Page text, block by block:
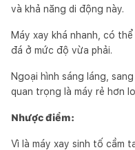
và khả năng di động này.
Máy xay khá nhanh, có
đá ở mức độ vừa phải.
Ngoại hình sáng láng,
quan trọng là máy rẻ hơn
Nhược điểm:
Vì là máy xay sinh tố cầm